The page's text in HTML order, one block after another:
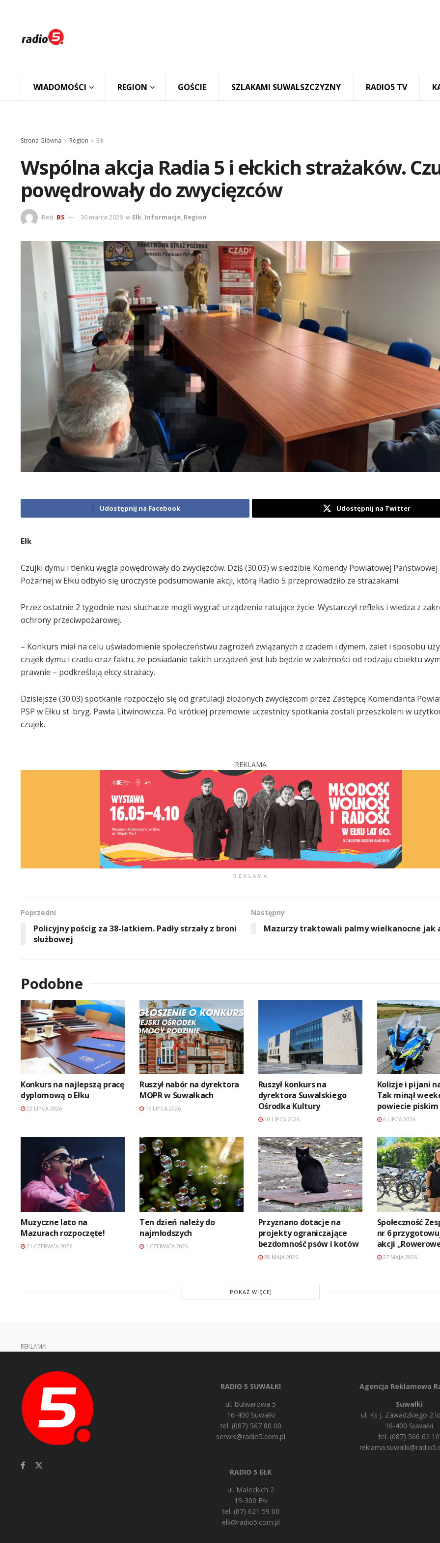
WIADOMOŚCI REGION GOŚCIE SZLAKAMI SUWALSZCZYZNY RADIO5 TV
Strona Główna Region Ełk
Wspólna akcja Radia 5 i ełckich strażaków.
powędrowały do zwycięzców
Red. BS 30 marca 2026 w Ełk, Informacje, Region
Udostępnij na Facebook Udostępnij na Twitter
Ełk
Czujki dymu i tlenku węgla powędrowały do zwycięzców. Dziś (30.03) w siedzibie Komendy Powiatowej Państwowej
Pożarnej w Ełku odbyło się uroczyste podsumowanie akcji, którą Radio 5 przeprowadziło ze strażakami.
Przez ostatnie 2 tygodnie nasi słuchacze mogli wygrać urządzenia ratujące życie. Wystarczył refleks i wiedza z
ochrony przeciwpożarowej.
– Konkurs miał na celu uświadomienie społeczeństwu zagrożeń związanych z czadem i dymem, zalet i sposobu
czujek dymu i czadu oraz faktu, że posiadanie takich urządzeń jest lub będzie w zależności od rodzaju obiektu
prawnie – podkreślają ełccy strażacy.
Dzisiejsze (30.03) spotkanie rozpoczęło się od gratulacji złożonych zwycięzcom przez Zastępcę Komendanta
PSP w Ełku st. bryg. Pawła Litwinowicza. Po krótkiej przemowie uczestnicy spotkania zostali przeszkoleni w
czujek.
REKLAMA
REKLAMA
Poprzedni
Policyjny pościg za 38-latkiem. Padły strzały z broni
służbowej
Następny
Mazurzy traktowali palmy wielkanocne jak
Podobne
Konkurs na najlepszą pracę
dyplomową o Ełku
22 LIPCA 2026
Ruszył nabór na dyrektora
MOPR w Suwałkach
16 LIPCA 2026
Ruszył konkurs na
dyrektora Suwalskiego
Ośrodka Kultury
10 LIPCA 2026
Kolizje i pijani
Tak minął
powiecie piskim
6 LIPCA 2026
Muzyczne lato na
Mazurach rozpoczęte!
21 CZERWCA 2026
Ten dzień należy do
najmłodszych
1 CZERWCA 2026
Przyznano dotacje na
projekty ograniczające
bezdomność psów i kotów
28 MAJA 2026
Społeczność
nr 6
akcji
27 MAJA 2026
POKAŻ WIĘCEJ
REKLAMA
RADIO 5 SUWAŁKI
ul. Bulwarowa 5
16-400 Suwałki
tel. (087) 567 80 00
serwis@radio5.com.pl
RADIO 5 EŁK
ul. Małeckich 2
19-300 Ełk
tel. (87) 621 59 00
elk@radio5.com.pl
Agencja Reklamowa
Suwałki
ul. Ks J. Zawadzkiego 2
16-400 Suwałki
tel. (087) 566 62 10